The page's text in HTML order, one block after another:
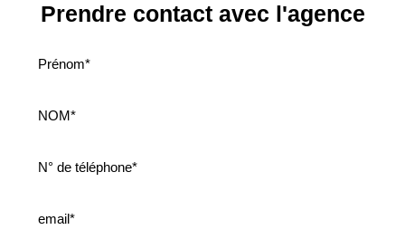
Prendre contact avec l'agence